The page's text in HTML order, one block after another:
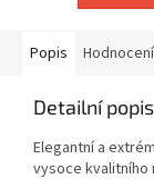
Popis Hodnocení
Detailní
Elegantní a
vysoce kvalitního